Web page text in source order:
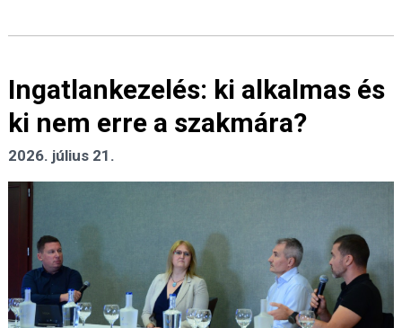
Ingatlankezelés: ki alkalmas és
ki nem erre a szakmára?
2026. július 21.